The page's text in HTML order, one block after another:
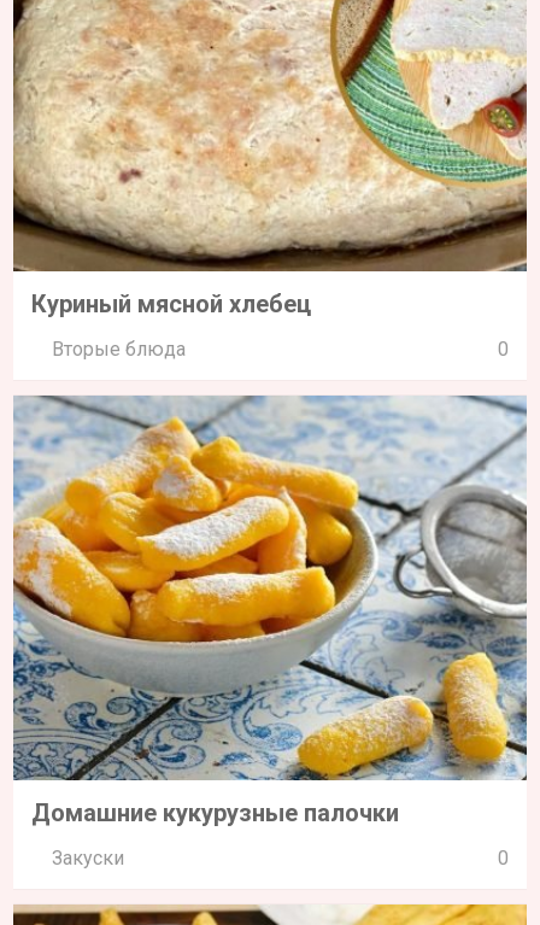
Куриный мясной хлебец
Вторые блюда 0
Домашние кукурузные палочки
Закуски 0